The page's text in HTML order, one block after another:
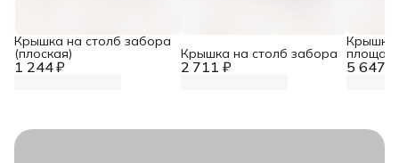
1 244 ₽
Крышка на столб забора
(плоская)
2 711 ₽
Крышка на столб забора
5 647 ₽
Крышка